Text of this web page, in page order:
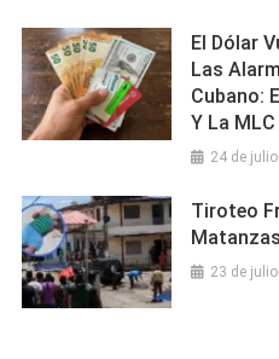
El Dólar
Las
Cubano:
Y La
24 de
Tiroteo
23 de